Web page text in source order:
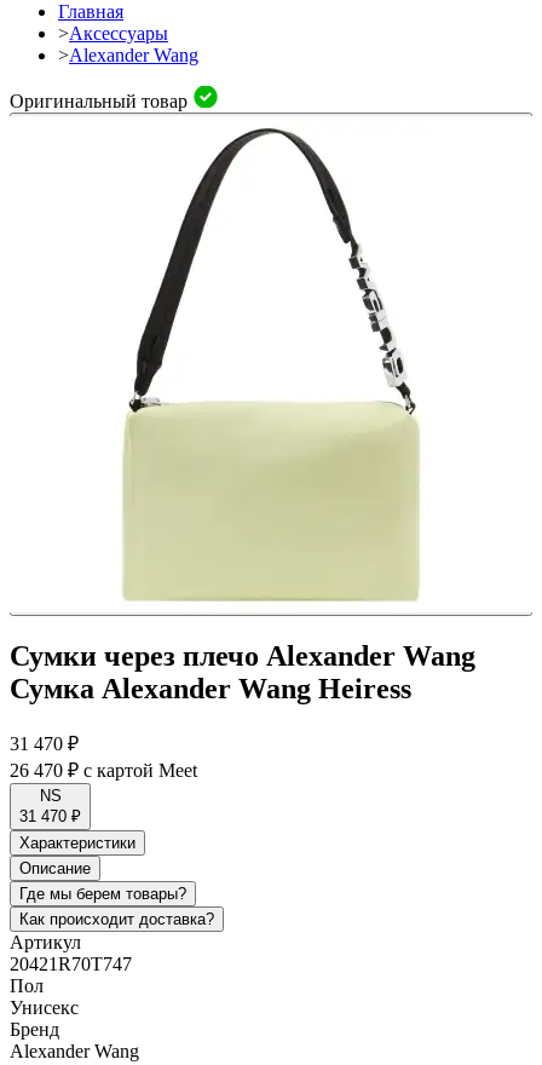
Главная
>Аксессуары
>Alexander Wang
Оригинальный товар
Сумки через плечо Alexander Wang
Сумка Alexander Wang Heiress
31 470 ₽
26 470 ₽ с картой Meet
NS
31 470 ₽
Характеристики
Описание
Где мы берем товары?
Как происходит доставка?
Артикул
20421R70T747
Пол
Унисекс
Бренд
Alexander Wang